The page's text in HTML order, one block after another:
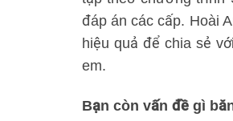
đáp án các cấp. Hoài
hiệu quả để chia sẻ
em.
Bạn còn vấn đề gì